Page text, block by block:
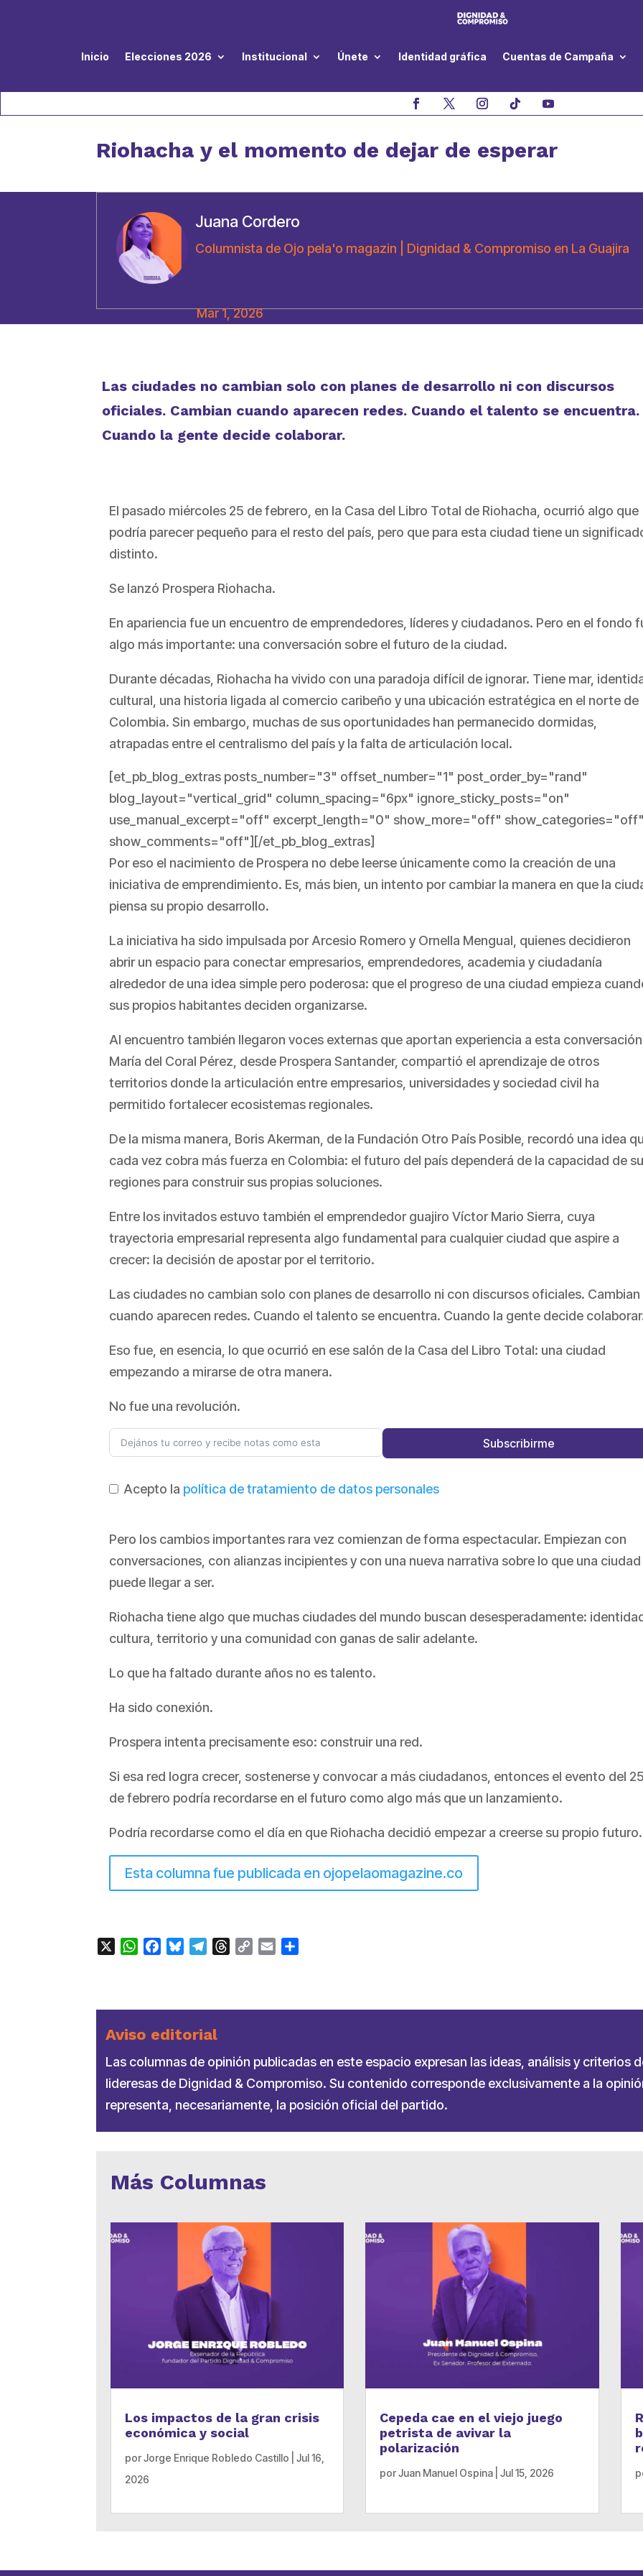
Inicio Elecciones 2026 Institucional Únete Identidad gráfica Cuentas de Campaña
Riohacha y el momento de dejar de esperar
Juana Cordero
Columnista de Ojo pela'o magazin | Dignidad & Compromiso en La Guajira
Mar 1, 2026
Las ciudades no cambian solo con planes de desarrollo ni con discursos
oficiales. Cambian cuando aparecen redes. Cuando el talento se encuentra.
Cuando la gente decide colaborar.
El pasado miércoles 25 de febrero, en la Casa del Libro Total de Riohacha, ocurrió algo que
podría parecer pequeño para el resto del país, pero que para esta ciudad tiene un
distinto.
Se lanzó Prospera Riohacha.
En apariencia fue un encuentro de emprendedores, líderes y ciudadanos. Pero en el fondo
algo más importante: una conversación sobre el futuro de la ciudad.
Durante décadas, Riohacha ha vivido con una paradoja difícil de ignorar. Tiene mar,
cultural, una historia ligada al comercio caribeño y una ubicación estratégica en el norte de
Colombia. Sin embargo, muchas de sus oportunidades han permanecido dormidas,
atrapadas entre el centralismo del país y la falta de articulación local.
[et_pb_blog_extras posts_number="3" offset_number="1" post_order_by="rand"
blog_layout="vertical_grid" column_spacing="6px" ignore_sticky_posts="on"
use_manual_excerpt="off" excerpt_length="0" show_more="off"
show_comments="off"][/et_pb_blog_extras]
Por eso el nacimiento de Prospera no debe leerse únicamente como la creación de una
iniciativa de emprendimiento. Es, más bien, un intento por cambiar la manera en que la
piensa su propio desarrollo.
La iniciativa ha sido impulsada por Arcesio Romero y Ornella Mengual, quienes decidieron
abrir un espacio para conectar empresarios, emprendedores, academia y ciudadanía
alrededor de una idea simple pero poderosa: que el progreso de una ciudad empieza
sus propios habitantes deciden organizarse.
Al encuentro también llegaron voces externas que aportan experiencia a esta
María del Coral Pérez, desde Prospera Santander, compartió el aprendizaje de otros
territorios donde la articulación entre empresarios, universidades y sociedad civil ha
permitido fortalecer ecosistemas regionales.
De la misma manera, Boris Akerman, de la Fundación Otro País Posible, recordó una idea
cada vez cobra más fuerza en Colombia: el futuro del país dependerá de la capacidad de
regiones para construir sus propias soluciones.
Entre los invitados estuvo también el emprendedor guajiro Víctor Mario Sierra, cuya
trayectoria empresarial representa algo fundamental para cualquier ciudad que aspire a
crecer: la decisión de apostar por el territorio.
Las ciudades no cambian solo con planes de desarrollo ni con discursos oficiales. Cambian
cuando aparecen redes. Cuando el talento se encuentra. Cuando la gente decide
Eso fue, en esencia, lo que ocurrió en ese salón de la Casa del Libro Total: una ciudad
empezando a mirarse de otra manera.
No fue una revolución.
Subscribirme
Acepto la política de tratamiento de datos personales
Pero los cambios importantes rara vez comienzan de forma espectacular. Empiezan con
conversaciones, con alianzas incipientes y con una nueva narrativa sobre lo que una ciudad
puede llegar a ser.
Riohacha tiene algo que muchas ciudades del mundo buscan desesperadamente:
cultura, territorio y una comunidad con ganas de salir adelante.
Lo que ha faltado durante años no es talento.
Ha sido conexión.
Prospera intenta precisamente eso: construir una red.
Si esa red logra crecer, sostenerse y convocar a más ciudadanos, entonces el evento del
de febrero podría recordarse en el futuro como algo más que un lanzamiento.
Podría recordarse como el día en que Riohacha decidió empezar a creerse su propio futuro.
Esta columna fue publicada en ojopelaomagazine.co
WhatsApp
FacebookBlueskyTelegramThreads
Copy Email
Aviso editorial
Las columnas de opinión publicadas en este espacio expresan las ideas, análisis y criterios
lideresas de Dignidad & Compromiso. Su contenido corresponde exclusivamente a la
representa, necesariamente, la posición oficial del partido.
Más Columnas
Los impactos de la gran crisis
económica y social
porJorge Enrique Robledo Castillo |Jul 16,
2026
Cepeda cae en el viejo juego
petrista de avivar la
polarización
porJuan Manuel Ospina |Jul 15, 2026